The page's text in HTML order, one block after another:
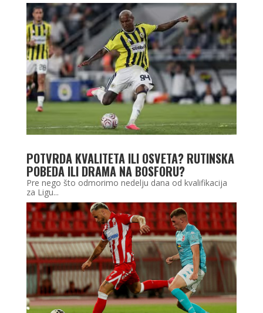
POTVRDA KVALITETA ILI OSVETA? RUTINSKA
POBEDA ILI DRAMA NA BOSFORU?
Pre nego što odmorimo nedelju dana od kvalifikacija
za Ligu...